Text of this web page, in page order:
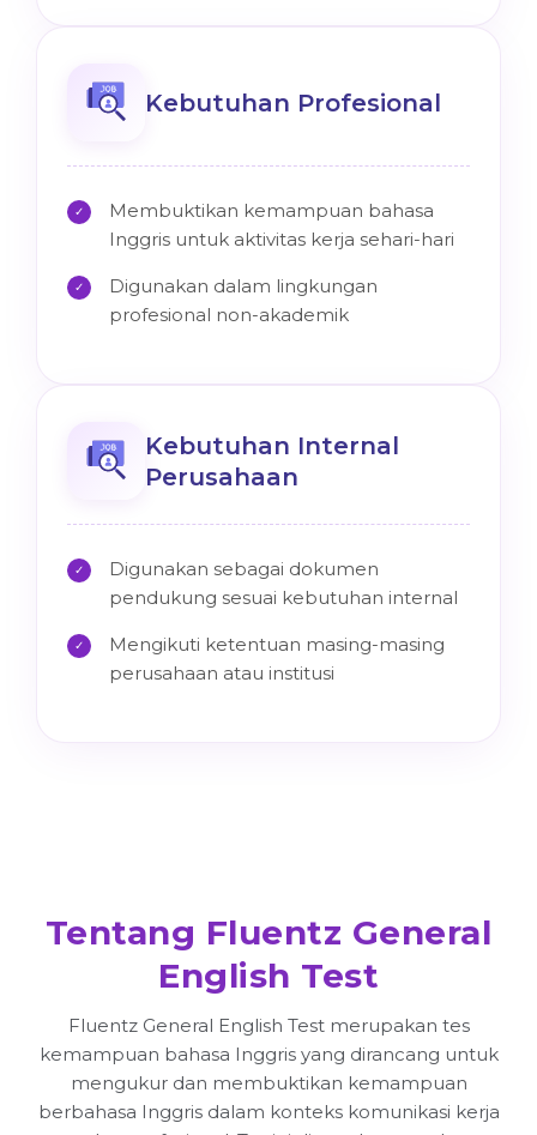
Kebutuhan Profesional
✓
Membuktikan kemampuan bahasa
Inggris untuk aktivitas kerja sehari-hari
✓
Digunakan dalam lingkungan
profesional non-akademik
Kebutuhan Internal
Perusahaan
✓
Digunakan sebagai dokumen
pendukung sesuai kebutuhan internal
✓
Mengikuti ketentuan masing-masing
perusahaan atau institusi
Tentang Fluentz General
English Test
Fluentz General English Test merupakan tes
kemampuan bahasa Inggris yang dirancang untuk
mengukur dan membuktikan kemampuan
berbahasa Inggris dalam konteks komunikasi kerja